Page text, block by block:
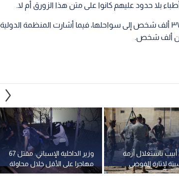
بلا حدود عليهم كانوا على متن هذا الزورق أم لا.
ومنذ بداية العام، أحصت السلطات الإيطالية وصول ٣٧ ألف شخص إلى سواحلها، فيما أشارت المنظمة الدولية
من ألف شخص.
وزير الداخلية الإسباني: مقتل 67
مهاجرا على الأقل خلال محاولة
عبور حدود سبتة
باستغلال أزمة
لإثارة الفوضى